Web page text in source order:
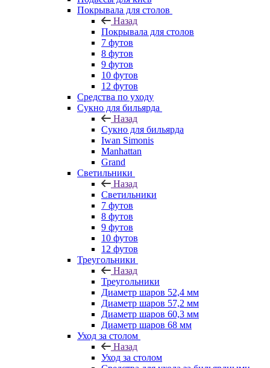
Покрывала для столов
Назад
Покрывала для столов
7 футов
8 футов
9 футов
10 футов
12 футов
Средства по уходу
Сукно для бильярда
Назад
Сукно для бильярда
Iwan Simonis
Manhattan
Grand
Светильники
Назад
Светильники
7 футов
8 футов
9 футов
10 футов
12 футов
Треугольники
Назад
Треугольники
Диаметр шаров 52,4 мм
Диаметр шаров 57,2 мм
Диаметр шаров 60,3 мм
Диаметр шаров 68 мм
Уход за столом
Назад
Уход за столом